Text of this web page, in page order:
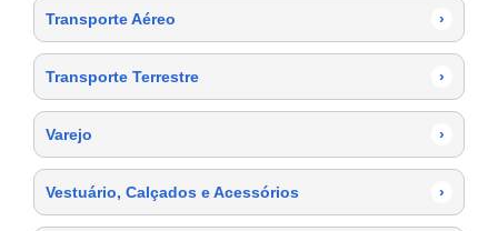
Transporte Aéreo ›
Transporte Terrestre ›
Varejo ›
Vestuário, Calçados e Acessórios ›